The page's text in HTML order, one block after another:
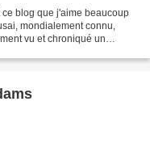
blog que j'aime beaucoup
mondialement connu,
vu et chroniqué un